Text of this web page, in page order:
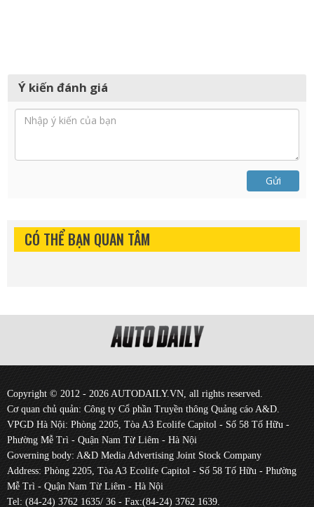
Ý kiến đánh giá
Gửi
CÓ THỂ BẠN QUAN TÂM
Copyright © 2012 - 2026 AUTODAILY.VN, all rights reserved.
Cơ quan chủ quản: Công ty Cổ phần Truyền thông Quảng cáo A&D.
VPGD Hà Nội: Phòng 2205, Tòa A3 Ecolife Capitol - Số 58 Tố Hữu -
Phường Mễ Trì - Quận Nam Từ Liêm - Hà Nội
Governing body: A&D Media Advertising Joint Stock Company
Address: Phòng 2205, Tòa A3 Ecolife Capitol - Số 58 Tố Hữu - Phường
Mễ Trì - Quận Nam Từ Liêm - Hà Nội
Tel: (84-24) 3762 1635/ 36 - Fax:(84-24) 3762 1639.